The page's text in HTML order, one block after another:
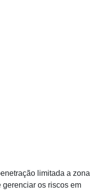
limitada a zona
os riscos em